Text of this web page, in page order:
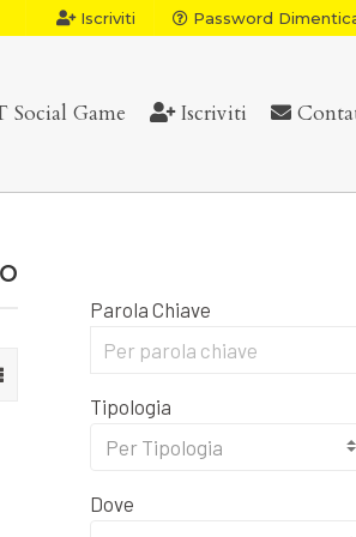
Iscriviti Password
Social Game Iscriviti
Parola Chiave
Tipologia
Per Tipologia
Dove